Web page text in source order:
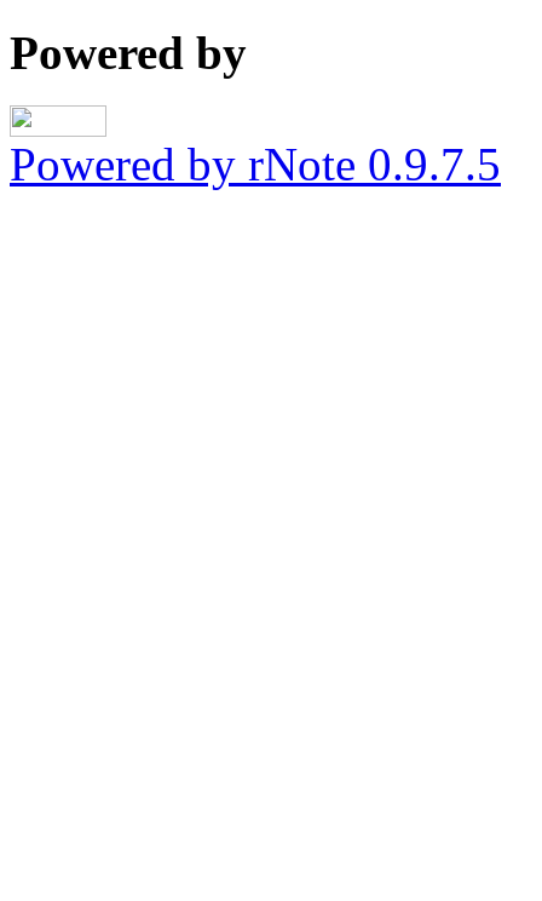
Powered by
Powered by rNote 0.9.7.5